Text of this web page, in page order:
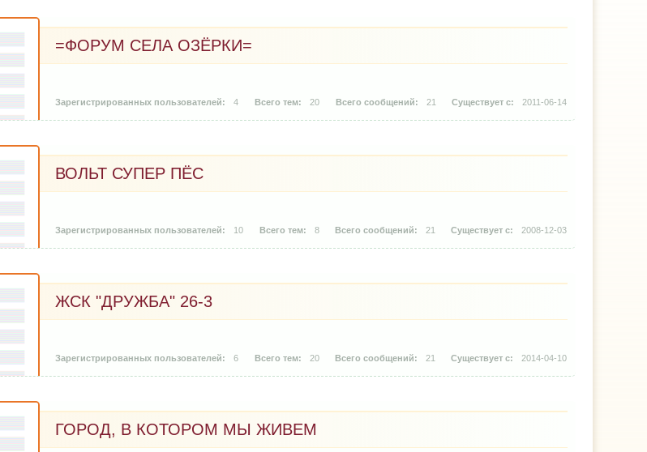
=ФОРУМ СЕЛА ОЗЁРКИ=
4 20 21 2011-06-14
ВОЛЬТ СУПЕР ПЁС
10 8 21 2008-12-03
ЖСК "ДРУЖБА" 26-3
6 20 21 2014-04-10
ГОРОД, В КОТОРОМ МЫ ЖИВЕМ